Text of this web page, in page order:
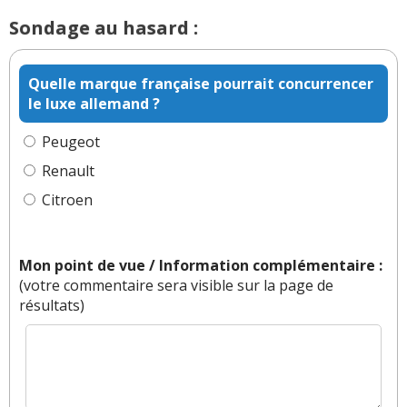
Sondage au hasard :
Quelle marque française pourrait concurrencer
le luxe allemand ?
Peugeot
Renault
Citroen
Mon point de vue / Information complémentaire :
(votre commentaire sera visible sur la page de
résultats)